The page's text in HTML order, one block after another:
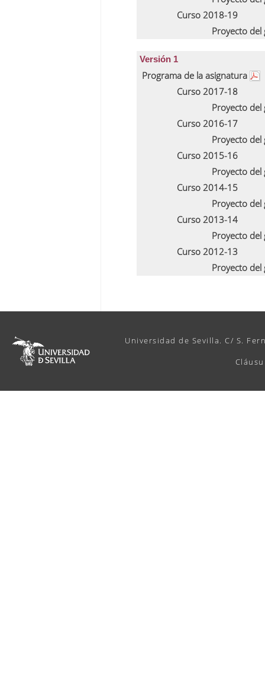
Curso 2018-19
Proyecto
Versión 1
Programa de la asignatura
Curso 2017-18
Proyecto
Curso 2016-17
Proyecto
Curso 2015-16
Proyecto
Curso 2014-15
Proyecto
Curso 2013-14
Proyecto
Curso 2012-13
Proyecto
Universidad de Sevilla. C/ S.